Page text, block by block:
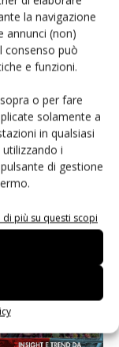
la navigazione
annunci (non)
consenso può
e funzioni.
o per fare
solamente a
in qualsiasi
i
di gestione
di più su questi scopi
al 27 luglio
Canova e
cifra